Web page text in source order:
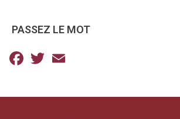
PASSEZ LE MOT
Facebook
Twitter